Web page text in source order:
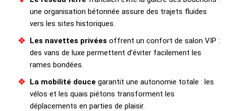
une organisation bétonnée assure des trajets fluides
vers les sites historiques.
Les navettes privées offrent un confort de salon VIP :
des vans de luxe permettent d’éviter facilement les
rames bondées.
La mobilité douce garantit une autonomie totale : les
vélos et les quais piétons transforment les
déplacements en parties de plaisir.